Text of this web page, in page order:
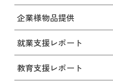
企業様物品提供
就業支援レポート
教育支援レポート